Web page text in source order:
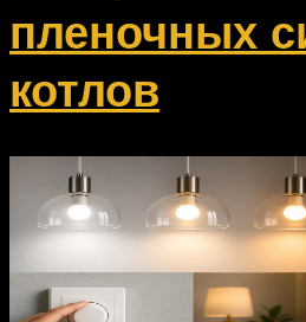
пленочных
котлов